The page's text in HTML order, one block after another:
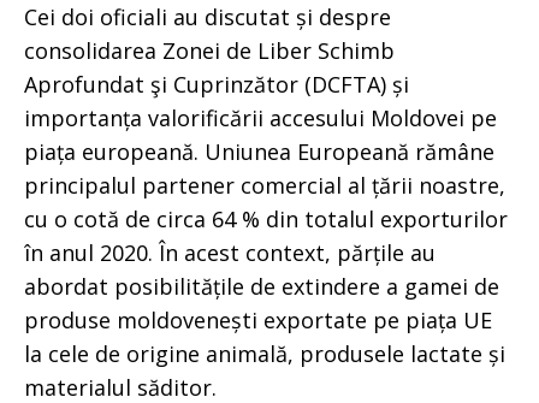
Cei doi oficiali au discutat și despre
consolidarea Zonei de Liber Schimb
Aprofundat şi Cuprinzător (DCFTA) și
importanța valorificării accesului Moldovei pe
piața europeană. Uniunea Europeană rămâne
principalul partener comercial al țării noastre,
cu o cotă de circa 64 % din totalul exporturilor
în anul 2020. În acest context, părțile au
abordat posibilitățile de extindere a gamei de
produse moldovenești exportate pe piața UE
la cele de origine animală, produsele lactate și
materialul săditor.